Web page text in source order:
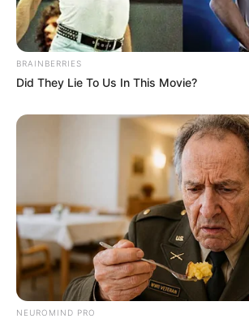
BRAINBERRIES
Did They Lie To Us In This Movie?
NEUROMIND PRO